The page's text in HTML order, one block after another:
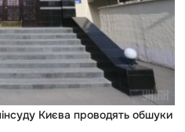
Києва проводять обшуки